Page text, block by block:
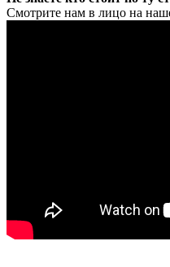
Смотрите нам в лицо на